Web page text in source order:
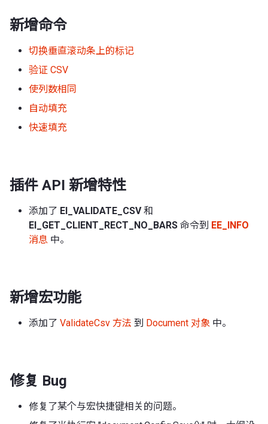
新增命令
切换垂直滚动条上的标记
验证 CSV
使列数相同
自动填充
快速填充
插件 API 新增特性
添加了 EI_VALIDATE_CSV和
EI_GET_CLIENT_RECT_NO_BARS 命令到 EE_INFO
消息 中。
新增宏功能
添加了 ValidateCsv 方法 到 Document 对象 中。
修复 Bug
修复了某个与宏快捷键相关的问题。